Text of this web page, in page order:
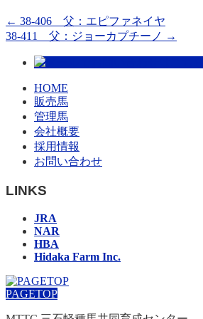
← 38-406 父：エピファネイヤ
38-411 父：ジョーカプチーノ →
HOME
販売馬
管理馬
会社概要
採用情報
お問い合わせ
LINKS
JRA
NAR
HBA
Hidaka Farm Inc.
PAGETOP